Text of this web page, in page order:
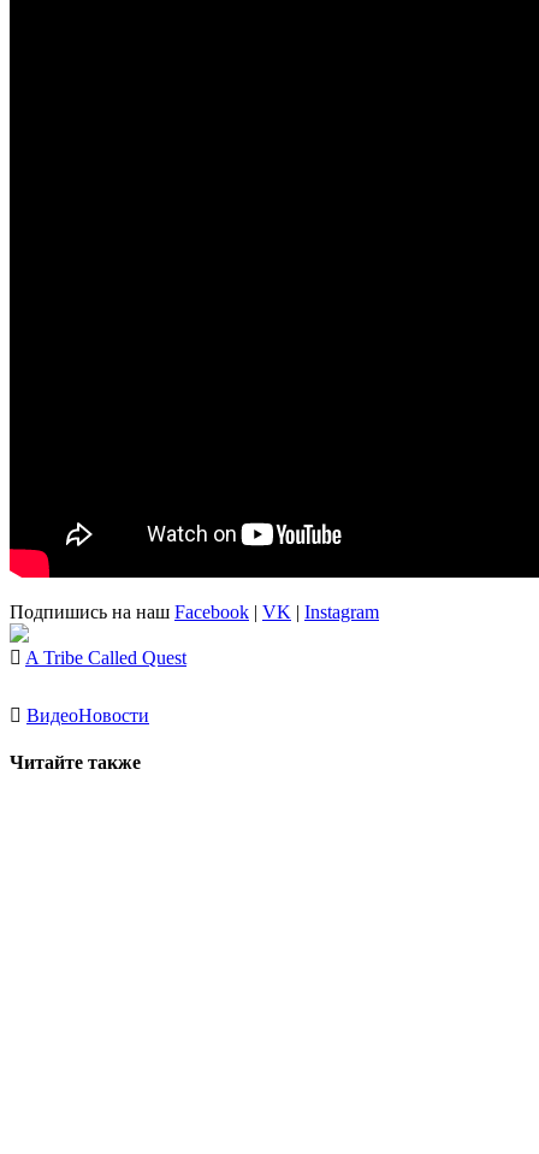
Подпишись на наш Facebook | VK | Instagram
A Tribe Called Quest
ВидеоНовости
Читайте также